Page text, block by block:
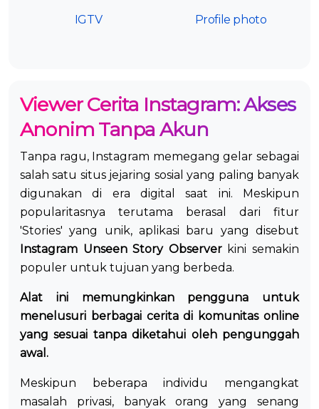
IGTV Profile photo
Viewer Cerita Instagram: Akses
Anonim Tanpa Akun
Tanpa ragu, Instagram memegang gelar sebagai
salah satu situs jejaring sosial yang paling banyak
digunakan di era digital saat ini. Meskipun
popularitasnya terutama berasal dari fitur
'Stories' yang unik, aplikasi baru yang disebut
Instagram Unseen Story Observerkini semakin
populer untuk tujuan yang berbeda.
Alat ini memungkinkan pengguna untuk
menelusuri berbagai cerita di komunitas online
yang sesuai tanpa diketahui oleh pengunggah
awal.
Meskipun beberapa individu mengangkat
masalah privasi, banyak orang yang senang